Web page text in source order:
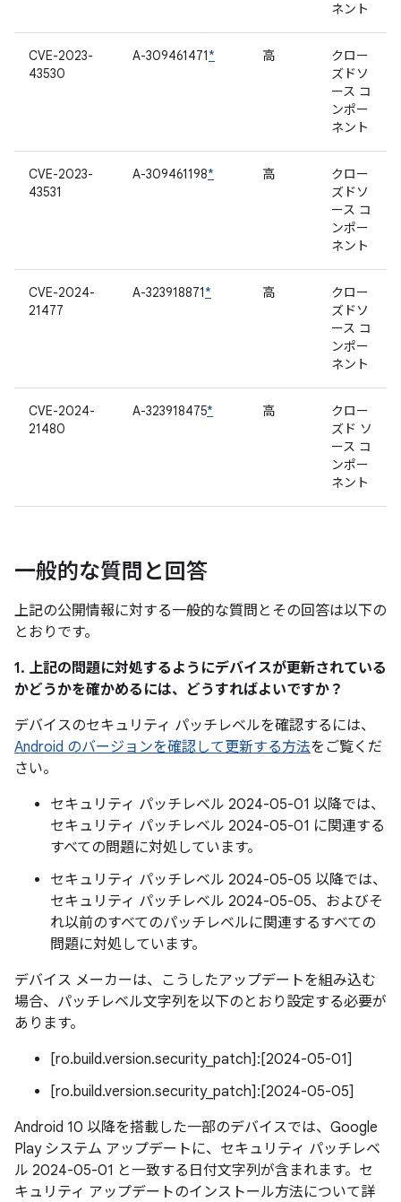
ネント
CVE-2023-
43530
A-309461471* 高
クロー
ズドソ
ース コ
ンポー
ネント
CVE-2023-
43531
A-309461198* 高
クロー
ズドソ
ース コ
ンポー
ネント
CVE-2024-
21477
A-323918871* 高
クロー
ズドソ
ース コ
ンポー
ネント
CVE-2024-
21480
A-323918475* 高
クロー
ズド ソ
ース コ
ンポー
ネント
一般的な質問と回答
上記の公開情報に対する一般的な質問とその回答は以下の
とおりです。
1. 上記の問題に対処するようにデバイスが更新されている
かどうかを確かめるには、どうすればよいですか？
デバイスのセキュリティ パッチレベルを確認するには、
Android のバージョンを確認して更新する方法をご覧くだ
さい。
セキュリティ パッチレベル 2024-05-01 以降では、
セキュリティ パッチレベル 2024-05-01 に関連する
すべての問題に対処しています。
セキュリティ パッチレベル 2024-05-05 以降では、
セキュリティ パッチレベル 2024-05-05、およびそ
れ以前のすべてのパッチレベルに関連するすべての
問題に対処しています。
デバイス メーカーは、こうしたアップデートを組み込む
場合、パッチレベル文字列を以下のとおり設定する必要が
あります。
[ro.build.version.security_patch]:[2024-05-01]
[ro.build.version.security_patch]:[2024-05-05]
Android 10 以降を搭載した一部のデバイスでは、Google
Play システム アップデートに、セキュリティ パッチレベ
ル 2024-05-01 と一致する日付文字列が含まれます。セ
キュリティ アップデートのインストール方法について詳